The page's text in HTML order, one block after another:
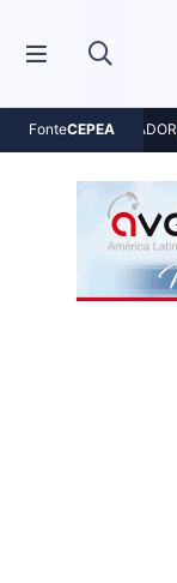
FonteCEPEA
MILHO - INDICADOR